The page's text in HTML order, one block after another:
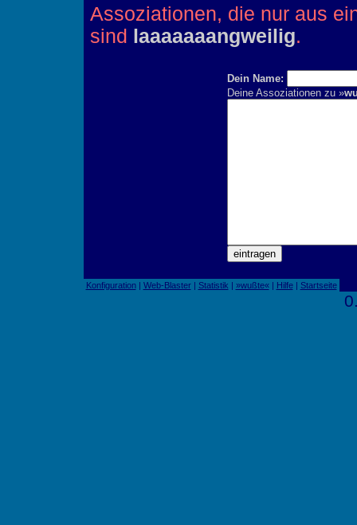
Assoziationen, die nur aus
sind
laaaaaaangweilig.
Dein Name:
Deine Assoziationen zu »
Konfiguration| Web-Blaster| Statistik | »wußte«| Hilfe| Startseite